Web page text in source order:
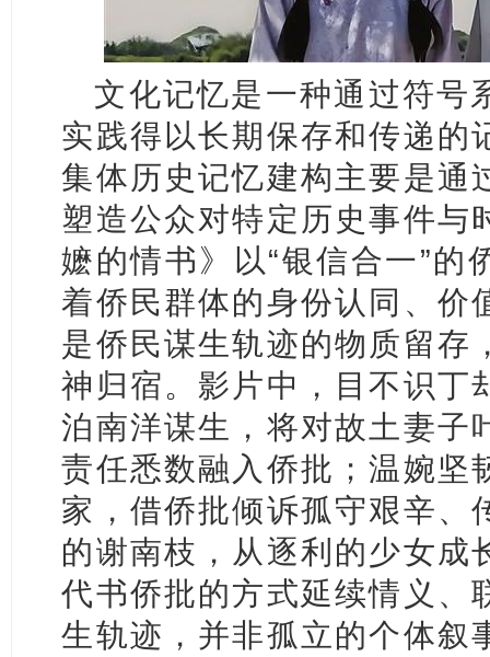
文化记忆是一种通过符号
实践得以长期保存和传递的
集体历史记忆建构主要是通
塑造公众对特定历史事件与
嬷的情书》以“银信合一”的
着侨民群体的身份认同、价
是侨民谋生轨迹的物质留存
神归宿。影片中，目不识丁
泊南洋谋生，将对故土妻子
责任悉数融入侨批；温婉坚
家，借侨批倾诉孤守艰辛、
的谢南枝，从逐利的少女成
代书侨批的方式延续情义、
生轨迹，并非孤立的个体叙